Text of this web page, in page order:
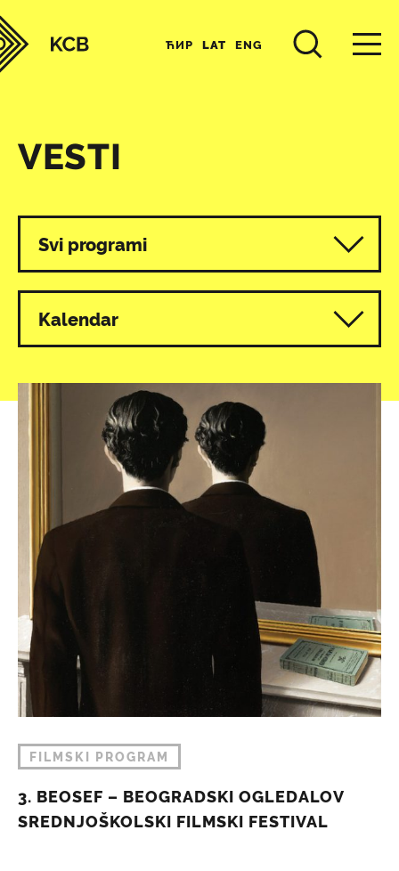
ЋИР LAT ENG
VESTI
Svi programi
Kalendar
FILMSKI PROGRAM
3. BEOSEF – BEOGRADSKI OGLEDALOV
SREDNJOŠKOLSKI FILMSKI FESTIVAL